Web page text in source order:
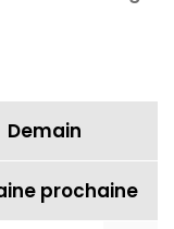
Demain
prochaine